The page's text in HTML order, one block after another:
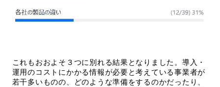
これもおおよそ３つに別れる結果となりました。導入・
運用のコストにかかる情報が必要と考えている事業者が
若干多いものの、どのような準備をするのかだったり、